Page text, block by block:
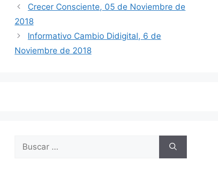
Navegación
de
Crecer Consciente, 05 de Noviembre de
2018
Informativo Cambio Didigital, 6 de
Noviembre de 2018